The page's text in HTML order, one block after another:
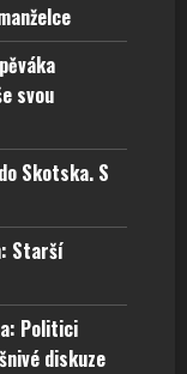
svou
Skotska. S
Starší
Politici
diskuze